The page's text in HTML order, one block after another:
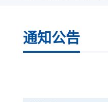
通知公告